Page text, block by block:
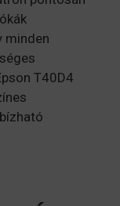
minden
T40D4